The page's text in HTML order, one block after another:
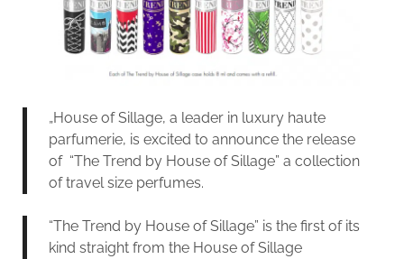
„House of Sillage, a leader in luxury haute
parfumerie, is excited to announce the release
of “The Trend by House of Sillage” a collection
of travel size perfumes.
“The Trend by House of Sillage” is the first of its
kind straight from the House of Sillage